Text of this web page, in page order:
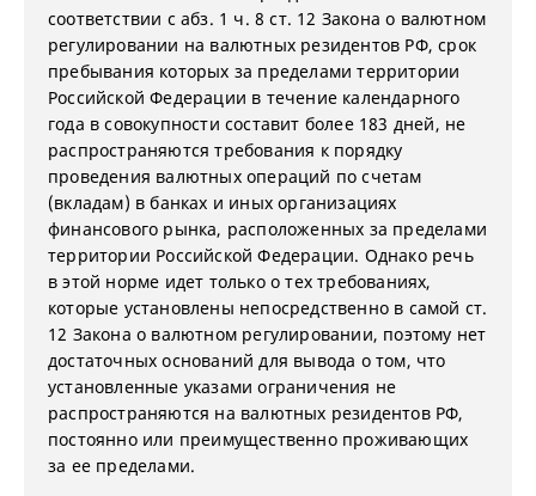
соответствии с абз. 1 ч. 8 ст. 12 Закона о валютном
регулировании на валютных резидентов РФ, срок
пребывания которых за пределами территории
Российской Федерации в течение календарного
года в совокупности составит более 183 дней, не
распространяются требования к порядку
проведения валютных операций по счетам
(вкладам) в банках и иных организациях
финансового рынка, расположенных за пределами
территории Российской Федерации. Однако речь
в этой норме идет только о тех требованиях,
которые установлены непосредственно в самой ст.
12 Закона о валютном регулировании, поэтому нет
достаточных оснований для вывода о том, что
установленные указами ограничения не
распространяются на валютных резидентов РФ,
постоянно или преимущественно проживающих
за ее пределами.